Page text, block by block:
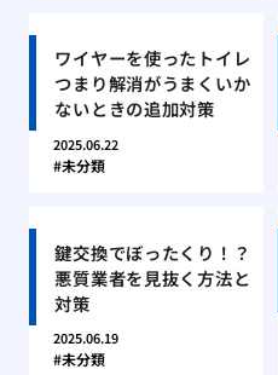
ワイヤーを使ったトイレ
つまり解消がうまくいか
ないときの追加対策
2025.06.22
未分類
鍵交換でぼったくり！？
悪質業者を見抜く方法と
対策
2025.06.19
未分類